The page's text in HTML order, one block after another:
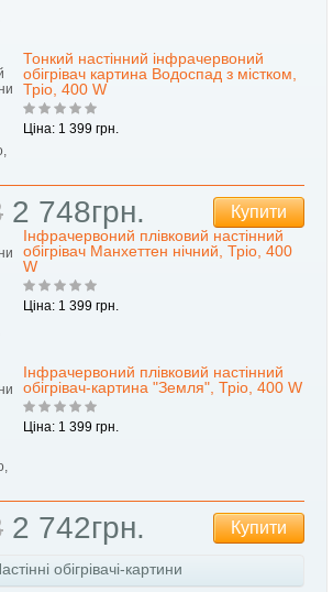
Тонкий настінний інфрачервоний
обігрівач картина Водоспад з містком,
Тріо, 400 W
Ціна: 1 399 грн.
2 748грн. Купити
Інфрачервоний плівковий настінний
обігрівач Манхеттен нічний, Тріо, 400
W
Ціна: 1 399 грн.
Інфрачервоний плівковий настінний
обігрівач-картина "Земля", Тріо, 400 W
Ціна: 1 399 грн.
2 742грн. Купити
обігрівачі-картини